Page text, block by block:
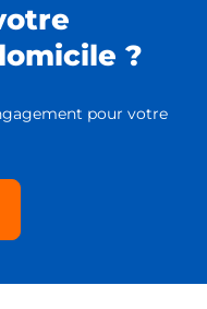
?
pour votre